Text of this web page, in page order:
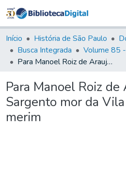
&
Tudo na
Biblioteca
Início História de São Paulo
Busca Integrada
Para Manoel Roiz de Araujo Bellem, Sargento mor da Vila de Mogy merim
Para Manoel Roiz
Sargento mor da
merim